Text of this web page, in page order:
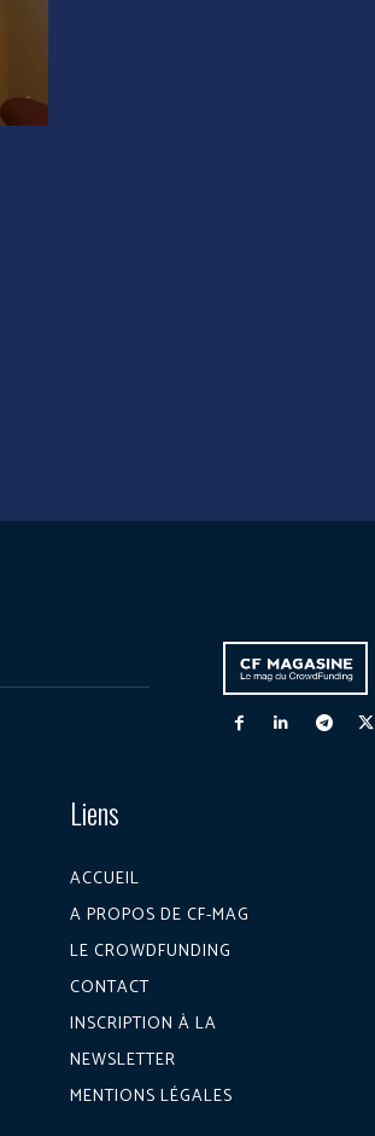
Liens
ACCUEIL
A PROPOS DE CF-MAG
LE CROWDFUNDING
CONTACT
INSCRIPTION À LA
NEWSLETTER
MENTIONS LÉGALES